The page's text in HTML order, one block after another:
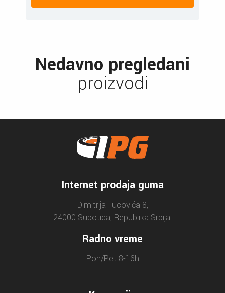
Nedavno pregledani
proizvodi
Internet prodaja guma
Dimitrija Tucovića 8,
24000 Subotica, Republika Srbija.
Radno vreme
Pon/Pet 8-16h